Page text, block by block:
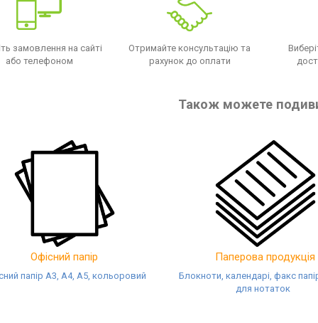
замовлення на сайті
або телефоном
Отримайте консультацію та
рахунок до оплати
Також можете
Офісний папір
папір А3, А4, А5, кольоровий
Паперова продукція
Блокноти, календарі, факс
для нотаток